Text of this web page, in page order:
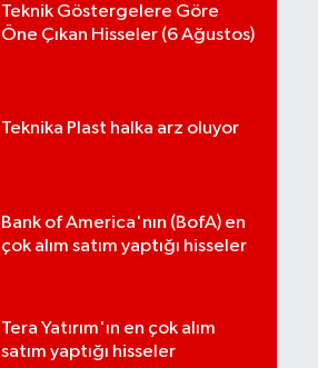
Teknik Göstergelere Göre
Öne Çıkan Hisseler (6 Ağustos)
Teknika Plast halka arz oluyor
Bank of America'nın (BofA) en
çok alım satım yaptığı hisseler
Tera Yatırım'ın en çok alım
satım yaptığı hisseler